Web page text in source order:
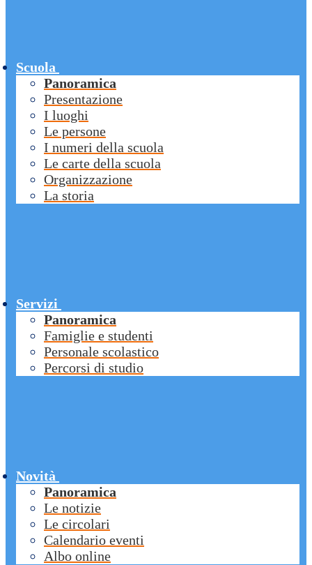
Scuola
Panoramica
Presentazione
I luoghi
Le persone
I numeri della scuola
Le carte della scuola
Organizzazione
La storia
Servizi
Panoramica
Famiglie e studenti
Personale scolastico
Percorsi di studio
Novità
Panoramica
Le notizie
Le circolari
Calendario eventi
Albo online